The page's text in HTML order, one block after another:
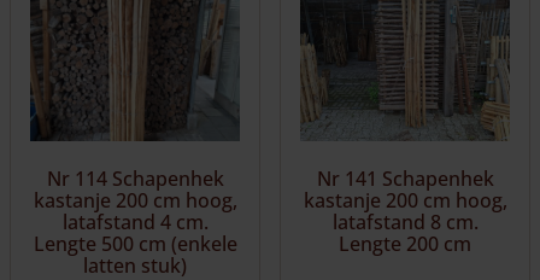
Nr 114 Schapenhek
kastanje 200 cm hoog,
latafstand 4 cm.
Lengte 500 cm (enkele
latten stuk)
Nr 141 Schapenhek
kastanje 200 cm hoog,
latafstand 8 cm.
Lengte 200 cm